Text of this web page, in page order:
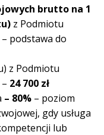
brutto na 1
z Podmiotu
podstawa do
z Podmiotu
24 700 zł
– 80% – poziom
gdy usługa
lub